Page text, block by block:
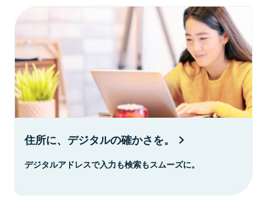
住所に、デジタルの確かさを。
デジタルアドレスで入力も検索もスムーズに。